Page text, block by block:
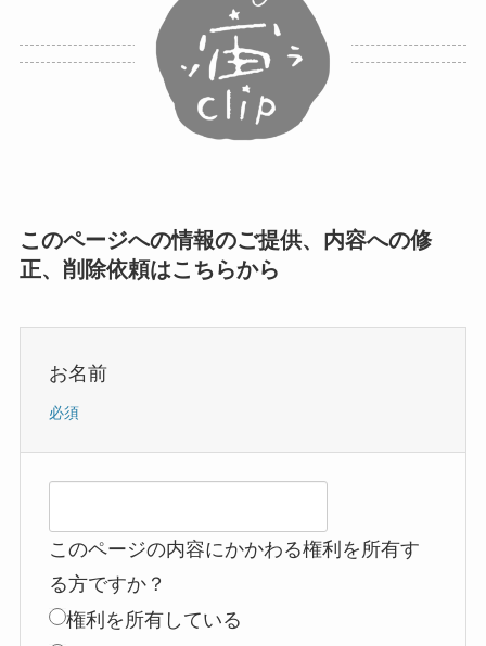
このページへの情報のご提供、内容への修
正、削除依頼はこちらから
お名前
必須
このページの内容にかかわる権利を所有す
る方ですか？
権利を所有している